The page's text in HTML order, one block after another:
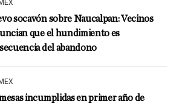
socavón sobre Naucalpan: Vecinos
que el hundimiento es
del abandono
incumplidas en primer año de